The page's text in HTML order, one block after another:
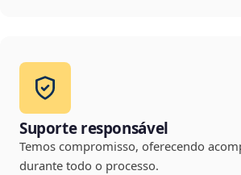
Suporte responsável
Temos compromisso, oferecendo
durante todo o processo.